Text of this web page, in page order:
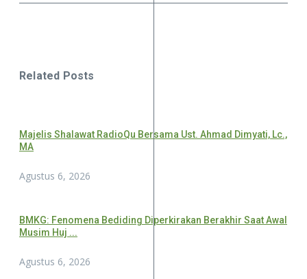
Related Posts
Majelis Shalawat RadioQu Bersama Ust. Ahmad Dimyati, Lc.,
MA
Agustus 6, 2026
BMKG: Fenomena Bediding Diperkirakan Berakhir Saat Awal
Musim Huj ...
Agustus 6, 2026